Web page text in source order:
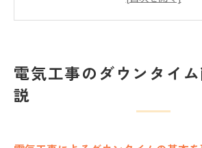
プ
現場で使えるダウンタイム予測
電気工事のダウンタイ
説